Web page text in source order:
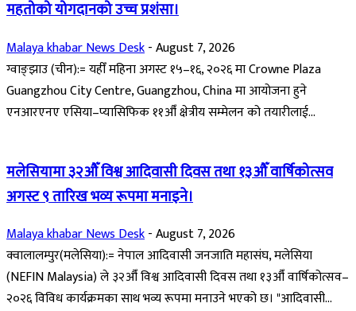
महतोको योगदानको उच्च प्रशंसा।
Malaya khabar News Desk-August 7, 2026
ग्वाङ्झाउ (चीन):= यहीँ महिना अगस्ट १५–१६, २०२६ मा Crowne Plaza
Guangzhou City Centre, Guangzhou, China मा आयोजना हुने
एनआरएनए एसिया–प्यासिफिक ११औँ क्षेत्रीय सम्मेलन को तयारीलाई...
मलेसियामा ३२औँ विश्व आदिवासी दिवस तथा १३औँ वार्षिकोत्सव
अगस्ट ९ तारिख भव्य रूपमा मनाइने।
Malaya khabar News Desk-August 7, 2026
क्वालालम्पुर(मलेसिया):= नेपाल आदिवासी जनजाति महासंघ, मलेसिया
(NEFIN Malaysia) ले ३२औँ विश्व आदिवासी दिवस तथा १३औँ वार्षिकोत्सव–
२०२६ विविध कार्यक्रमका साथ भव्य रूपमा मनाउने भएको छ। "आदिवासी...